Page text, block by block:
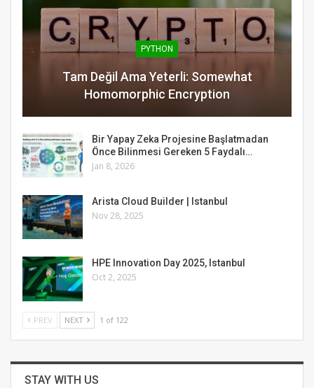
PYTHON
Tam Değil Ama Yeterli: Somewhat
Homomorphic Encryption
Bir Yapay Zeka Projesine Başlatmadan
Önce Bilinmesi Gereken 5 Faydalı…
Jan 8, 2026
Arista Cloud Builder | Istanbul
Nov 28, 2025
HPE Innovation Day 2025, Istanbul
Oct 2, 2025
PREV NEXT 1 of 122
STAY WITH US